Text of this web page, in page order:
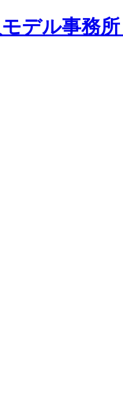
デル事務